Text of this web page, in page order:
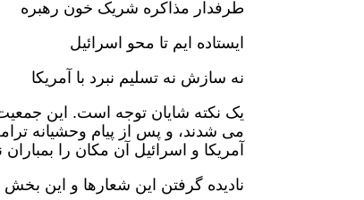
طرفدار مذاکره شریک خون رهبره
ایستاده ایم تا محو اسرائیل
نه سازش نه تسلیم نبرد با آمریکا
می شدند، و پس از پیام وحشیانه
آمریکا و اسرائیل آن مکان را
نادیده گرفتن این شعارها و این